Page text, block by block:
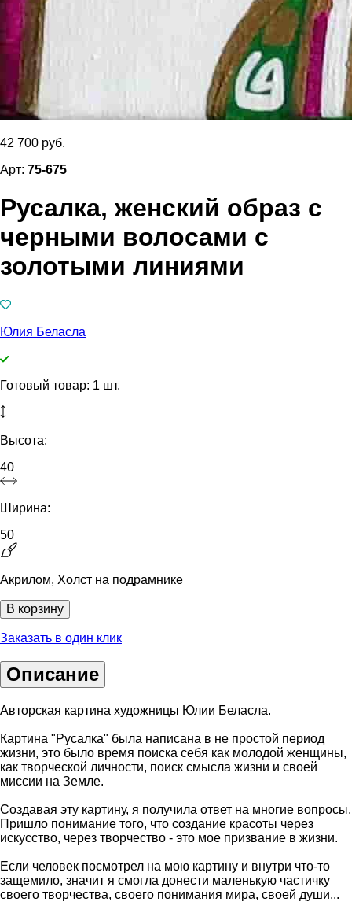
42 700 руб.
Арт: 75-675
Русалка, женский образ с
черными волосами с
золотыми линиями
Юлия Беласла
Готовый товар: 1 шт.
Высота:
40
Ширина:
50
Акрилом, Холст на подрамнике
В корзину
Заказать в один клик
Описание
Авторская картина художницы Юлии Беласла.
Картина "Русалка" была написана в не простой период
жизни, это было время поиска себя как молодой женщины,
как творческой личности, поиск смысла жизни и своей
миссии на Земле.
Создавая эту картину, я получила ответ на многие вопросы.
Пришло понимание того, что создание красоты через
искусство, через творчество - это мое призвание в жизни.
Если человек посмотрел на мою картину и внутри что-то
защемило, значит я смогла донести маленькую частичку
своего творчества, своего понимания мира, своей души...